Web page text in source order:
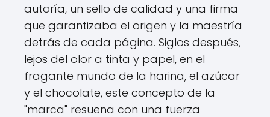
autoría, un sello de calidad y una firma
que garantizaba el origen y la maestría
detrás de cada página. Siglos después,
lejos del olor a tinta y papel, en el
fragante mundo de la harina, el azúcar
y el chocolate, este concepto de la
"marca" resuena con una fuerza